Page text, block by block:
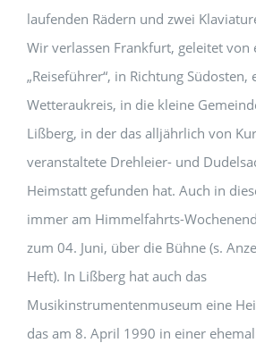
laufenden Rädern und zwei
Wir verlassen Frankfurt, geleitet von
„Reiseführer“, in Richtung Südosten,
Wetteraukreis, in die kleine
Lißberg, in der das alljährlich von
veranstaltete Drehleier- und
Heimstatt gefunden hat. Auch in
immer am Himmelfahrts-
zum 04. Juni, über die Bühne (s.
Heft). In Lißberg hat auch das
Musikinstrumentenmuseum eine
das am 8. April 1990 in einer